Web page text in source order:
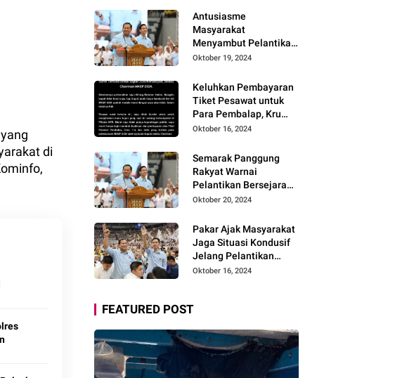
di
Antusiasme
Masyarakat
Menyambut Pelantikan
Prabowo-Gibran dan
Menyukseskan
Program Pemerintahan
Baru
Oktober 19, 2024
Keluhkan Pembayaran
Tiket Pesawat untuk
Para Pembalap, Kru
Tim, dan Artis belum
Lombok 2024
Layangkan Surat
Terbuka
Oktober 16, 2024
Semarak Panggung
Rakyat Warnai
Pelantikan Bersejarah
Prabowo-Gibran
Oktober 20, 2024
Pakar Ajak Masyarakat
Jaga Situasi Kondusif
Jelang Pelantikan
Presiden dan Dukung
Oktober 16, 2024
FEATURED POST